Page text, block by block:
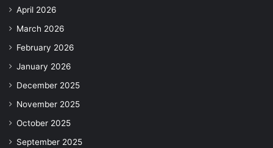
April 2026
March 2026
February 2026
January 2026
December 2025
November 2025
October 2025
September 2025